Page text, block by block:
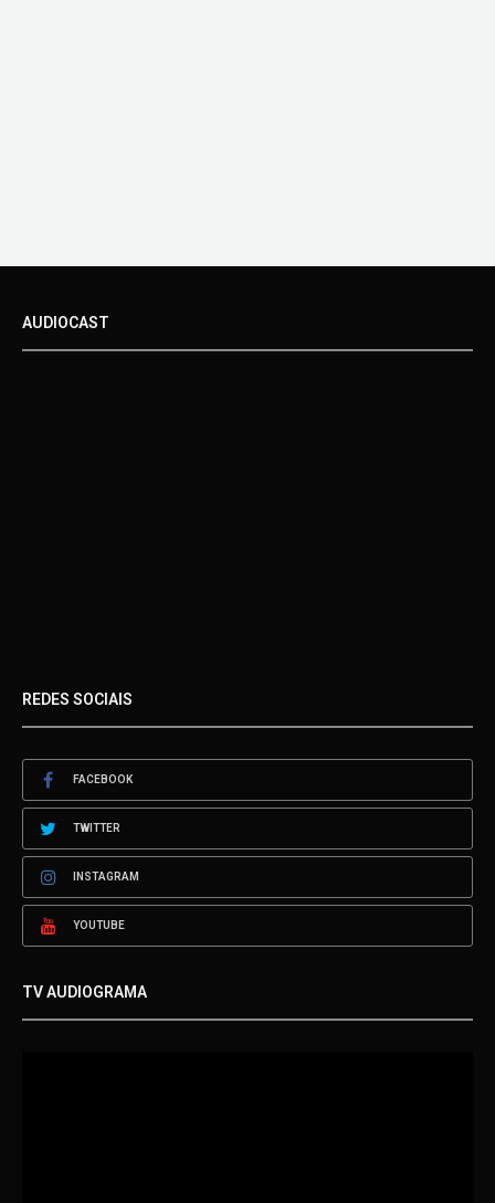
AUDIOCAST
REDES SOCIAIS
FACEBOOK
TWITTER
INSTAGRAM
YOUTUBE
TV AUDIOGRAMA